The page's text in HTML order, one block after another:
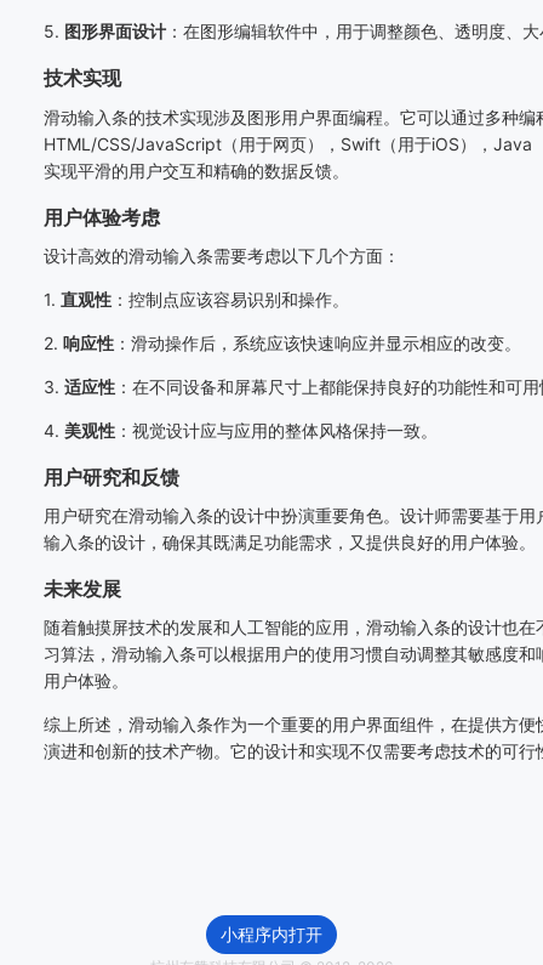
5. 图形界面设计 ：在图形编辑软件中，用于调整颜色、透明度、
技术实现
滑动输入条的技术实现涉及图形用户界面编程。它可以通过多种编
HTML/CSS/JavaScript（用于网页），Swift（用于iOS），Java
实现平滑的用户交互和精确的数据反馈。
用户体验考虑
设计高效的滑动输入条需要考虑以下几个方面：
1. 直观性 ：控制点应该容易识别和操作。
2. 响应性 ：滑动操作后，系统应该快速响应并显示相应的改变。
3. 适应性 ：在不同设备和屏幕尺寸上都能保持良好的功能性和可
4. 美观性 ：视觉设计应与应用的整体风格保持一致。
用户研究和反馈
用户研究在滑动输入条的设计中扮演重要角色。设计师需要基于
输入条的设计，确保其既满足功能需求，又提供良好的用户体验。
未来发展
随着触摸屏技术的发展和人工智能的应用，滑动输入条的设计也
习算法，滑动输入条可以根据用户的使用习惯自动调整其敏感度
用户体验。
综上所述，滑动输入条作为一个重要的用户界面组件，在提供方
演进和创新的技术产物。它的设计和实现不仅需要考虑技术的可行
小程序内打开